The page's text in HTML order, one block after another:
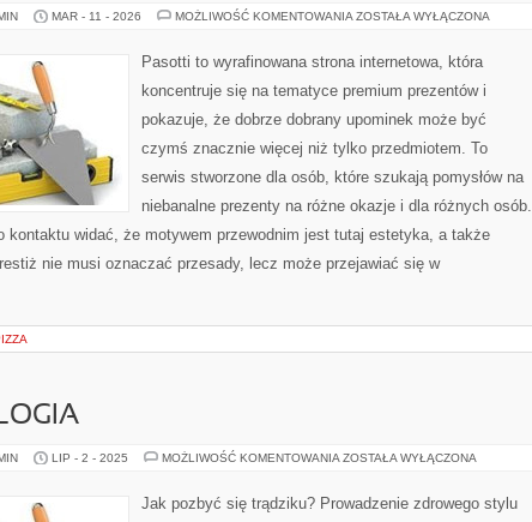
MAR - 11 - 2026 MOŻLIWOŚĆ KOMENTOWANIA PREZENTY
RELAKSACYJNE
ZOSTAŁA WYŁĄCZONA
Pasotti to wyrafinowana strona internetowa, która
koncentruje się na tematyce premium prezentów i
pokazuje, że dobrze dobrany upominek może być
czymś znacznie więcej niż tylko przedmiotem. To
serwis stworzone dla osób, które szukają pomysłów na
niebanalne prezenty na różne okazje i dla różnych osób.
kontaktu widać, że motywem przewodnim jest tutaj estetyka, a także
nie musi oznaczać przesady, lecz może przejawiać się w
LIP - 2 - 2025 MOŻLIWOŚĆ KOMENTOWANIA PSYCHOLOGIA
ZOSTAŁA WYŁĄCZONA
Jak pozbyć się trądziku? Prowadzenie zdrowego stylu